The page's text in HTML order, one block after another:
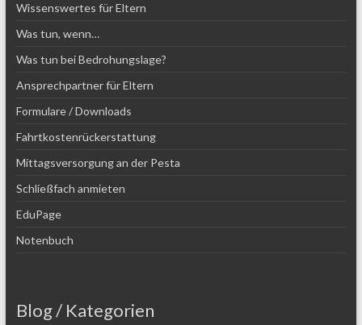
Wissenswertes für Eltern
Was tun, wenn…
Was tun bei Bedrohungslage?
Ansprechpartner für Eltern
Formulare / Downloads
Fahrtkostenrückerstattung
Mittagsversorgung an der Pesta
Schließfach anmieten
EduPage
Notenbuch
Blog / Kategorien